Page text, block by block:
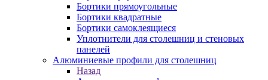
Бортики прямоугольные
Бортики квадратные
Бортики самоклеящиеся
Уплотнители для столешниц и стеновых
панелей
Алюминиевые профили для столешниц
Назад